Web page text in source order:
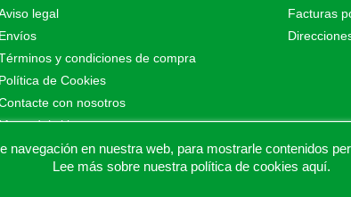
legal
Envíos
y condiciones de compra
Política de Cookies
con nosotros
del sitio
físicas de Proalt Ingeniería
Facturas
© 2026 - Proaltstore.com - Todos los
en nuestra web, para mostrarle contenidos
Lee más sobre nuestra política de cookies aquí.